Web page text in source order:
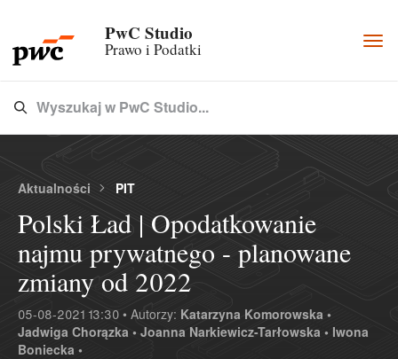
PwC Studio
Prawo i Podatki
Type 3 or more characters for results.
Wyszukaj w PwC Studio...
Aktualności PIT
Polski Ład | Opodatkowanie
najmu prywatnego - planowane
zmiany od 2022
05-08-2021 13:30 • Autorzy: Katarzyna Komorowska •
Jadwiga Chorązka • Joanna Narkiewicz-Tarłowska • Iwona
Boniecka •